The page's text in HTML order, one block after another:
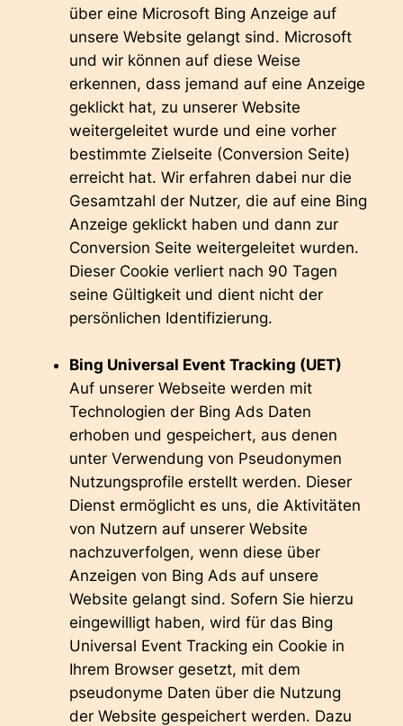
über eine Microsoft Bing Anzeige auf
unsere Website gelangt sind. Microsoft
und wir können auf diese Weise
erkennen, dass jemand auf eine Anzeige
geklickt hat, zu unserer Website
weitergeleitet wurde und eine vorher
bestimmte Zielseite (Conversion Seite)
erreicht hat. Wir erfahren dabei nur die
Gesamtzahl der Nutzer, die auf eine Bing
Anzeige geklickt haben und dann zur
Conversion Seite weitergeleitet wurden.
Dieser Cookie verliert nach 90 Tagen
seine Gültigkeit und dient nicht der
persönlichen Identifizierung.
Bing Universal Event Tracking (UET)
Auf unserer Webseite werden mit
Technologien der Bing Ads Daten
erhoben und gespeichert, aus denen
unter Verwendung von Pseudonymen
Nutzungsprofile erstellt werden. Dieser
Dienst ermöglicht es uns, die Aktivitäten
von Nutzern auf unserer Website
nachzuverfolgen, wenn diese über
Anzeigen von Bing Ads auf unsere
Website gelangt sind. Sofern Sie hierzu
eingewilligt haben, wird für das Bing
Universal Event Tracking ein Cookie in
Ihrem Browser gesetzt, mit dem
pseudonyme Daten über die Nutzung
der Website gespeichert werden. Dazu